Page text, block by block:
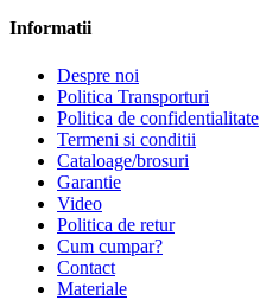
Informatii
Despre noi
Politica Transporturi
Politica de confidentialitate
Termeni si conditii
Cataloage/brosuri
Garantie
Video
Politica de retur
Cum cumpar?
Contact
Materiale